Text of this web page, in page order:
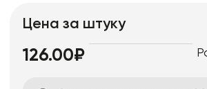
Цена за штуку
126.00₽